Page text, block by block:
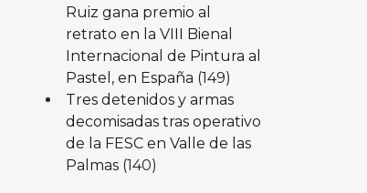
Ruiz gana premio al
retrato en la VIII Bienal
Internacional de Pintura al
Pastel, en España (149)
Tres detenidos y armas
decomisadas tras operativo
de la FESC en Valle de las
Palmas (140)